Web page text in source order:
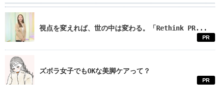
視点を変えれば、世の中は変わる。「Rethink PR...
PR
ズボラ女子でもOKな美脚ケアって？
PR